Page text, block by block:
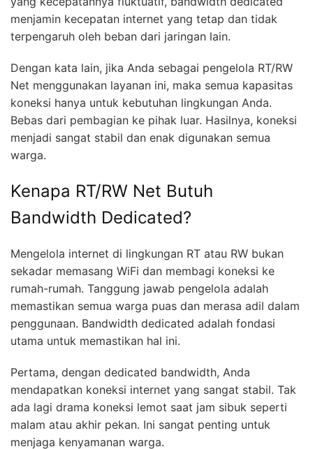
menjamin kecepatan internet yang tetap dan tidak
terpengaruh oleh beban dari jaringan lain.
Dengan kata lain, jika Anda sebagai pengelola RT/RW
Net menggunakan layanan ini, maka semua kapasitas
koneksi hanya untuk kebutuhan lingkungan Anda.
Bebas dari pembagian ke pihak luar. Hasilnya, koneksi
menjadi sangat stabil dan enak digunakan semua
warga.
Kenapa RT/RW Net Butuh
Bandwidth Dedicated?
Mengelola internet di lingkungan RT atau RW bukan
sekadar memasang WiFi dan membagi koneksi ke
rumah-rumah. Tanggung jawab pengelola adalah
memastikan semua warga puas dan merasa adil dalam
penggunaan. Bandwidth dedicated adalah fondasi
utama untuk memastikan hal ini.
Pertama, dengan dedicated bandwidth, Anda
mendapatkan koneksi internet yang sangat stabil. Tak
ada lagi drama koneksi lemot saat jam sibuk seperti
malam atau akhir pekan. Ini sangat penting untuk
menjaga kenyamanan warga.